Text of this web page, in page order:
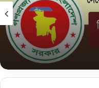
নিউজ
February 15, 2026
সমন্বিত উপবৃত্তি তথ্য
PDF ডাউনলোড